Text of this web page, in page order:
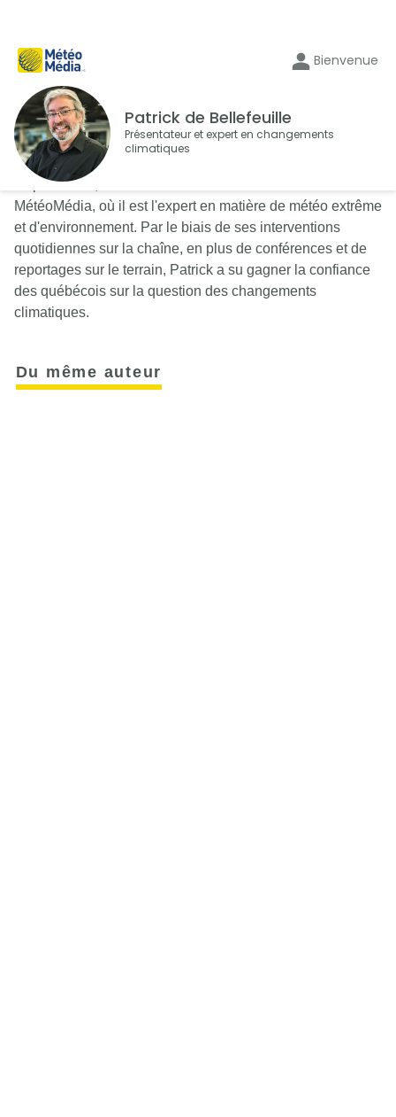
Bienvenue
Patrick de Bellefeuille
Présentateur et expert en changements
climatiques
Depuis 1988, Patrick de Bellefeuille est à l'antenne de
MétéoMédia, où il est l'expert en matière de météo extrême
et d'environnement. Par le biais de ses interventions
quotidiennes sur la chaîne, en plus de conférences et de
reportages sur le terrain, Patrick a su gagner la confiance
des québécois sur la question des changements
climatiques.
Du même auteur